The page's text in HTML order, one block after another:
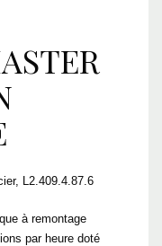
L2.409.4.87.6
à remontage
par heure doté